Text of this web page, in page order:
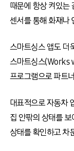
때문에 항상 켜있는
센서를 통해 화재나
스마트싱스 앱도 더
스마트싱스
프로그램으로 파트
대표적으로 자동차
집 안팎의 상태를
상태를 확인하고 차